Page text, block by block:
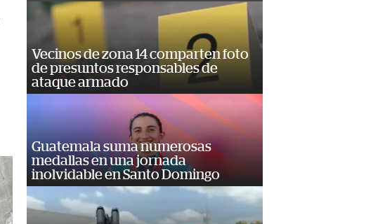
Vecinos de zona 14 comparten foto
de presuntos responsables de
ataque armado
Guatemala suma numerosas
medallas en una jornada
inolvidable en Santo Domingo